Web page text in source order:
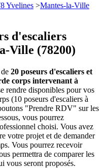
Yvelines >Mantes-la-Ville
d'escaliers
Ville (78200)
20 poseurs d'escaliers et
corps intervenant à
rendre disponibles pour vos
(10 poseurs d'escaliers à
"Prendre RDV" sur les
vous pourrez
choisi. Vous avez
votre projet et de demander
Vous pourrez recevoir
permettra de comparer les
vous seront proposés.